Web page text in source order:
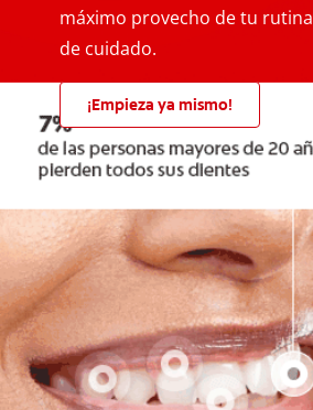
máximo provecho de tu rutina
de cuidado.
¡Empieza ya mismo!